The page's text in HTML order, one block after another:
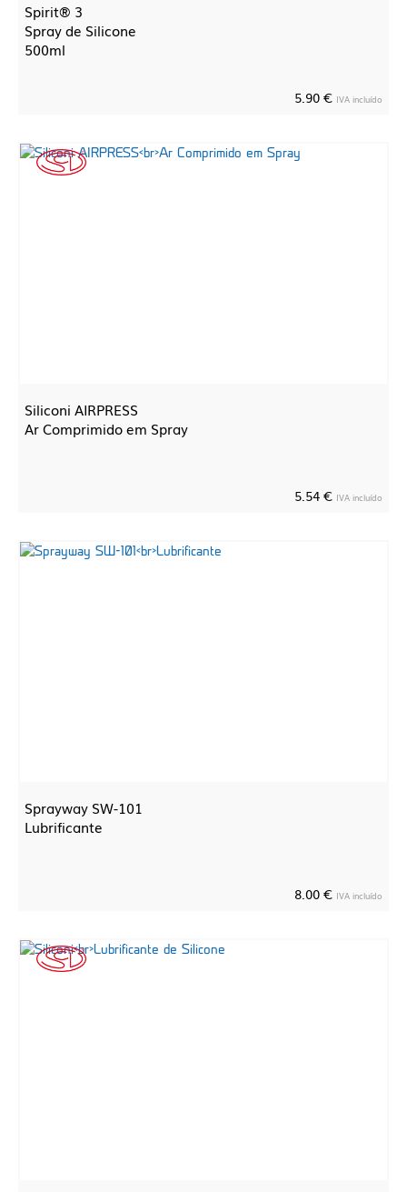
Spirit® 3
Spray de Silicone
500ml
5.90 € IVA incluído
Siliconi AIRPRESS
Ar Comprimido em Spray
5.54 € IVA incluído
Sprayway SW-101
Lubrificante
8.00 € IVA incluído